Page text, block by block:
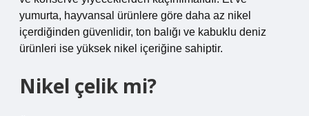
yumurta, hayvansal ürünlere göre daha az nikel
içerdiğinden güvenlidir, ton balığı ve kabuklu deniz
ürünleri ise yüksek nikel içeriğine sahiptir.
Nikel çelik mi?